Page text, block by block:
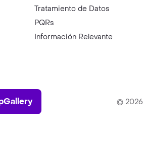
Tratamiento de Datos
PQRs
Información Relevante
AppGallery
© 2026